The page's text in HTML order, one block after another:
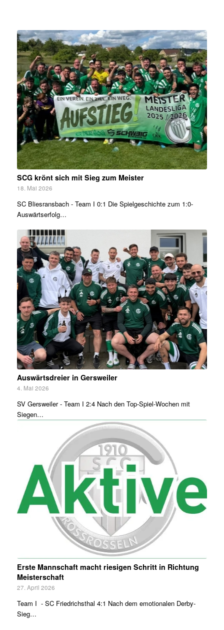
SCG krönt sich mit Sieg zum Meister
18. Mai 2026
SC Bliesransbach - Team I 0:1 Die Spielgeschichte zum 1:0-
Auswärtserfolg…
Auswärtsdreier in Gersweiler
4. Mai 2026
SV Gersweiler - Team I 2:4 Nach den Top-Spiel-Wochen mit
Siegen…
Erste Mannschaft macht riesigen Schritt in Richtung
Meisterschaft
27. April 2026
Team I - SC Friedrichsthal 4:1 Nach dem emotionalen Derby-
Sieg…